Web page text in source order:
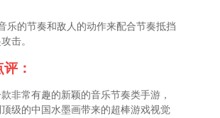
乐的节奏和敌人的动作来配合节奏抵挡
击。
：
款非常有趣的新颖的音乐节奏类手游，
级的中国水墨画带来的超棒游戏视觉